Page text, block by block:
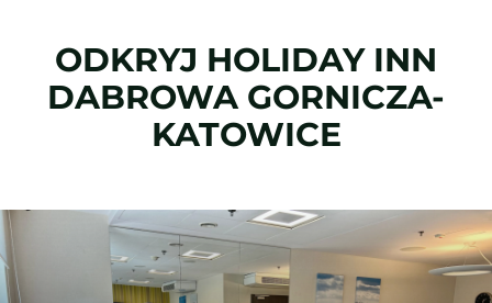
ODKRYJ HOLIDAY INN
DABROWA GORNICZA-
KATOWICE